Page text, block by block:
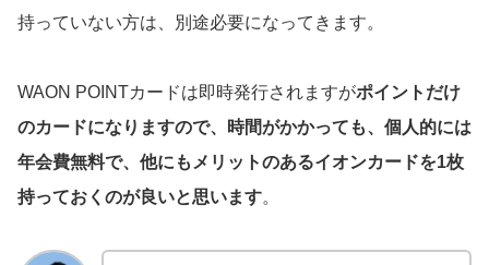
持っていない方は、別途必要になってきます。
WAON POINTカードは即時発行されますがポイントだけ
のカードになりますので、時間がかかっても、個人的には
年会費無料で、他にもメリットのあるイオンカードを1枚
持っておくのが良いと思います。